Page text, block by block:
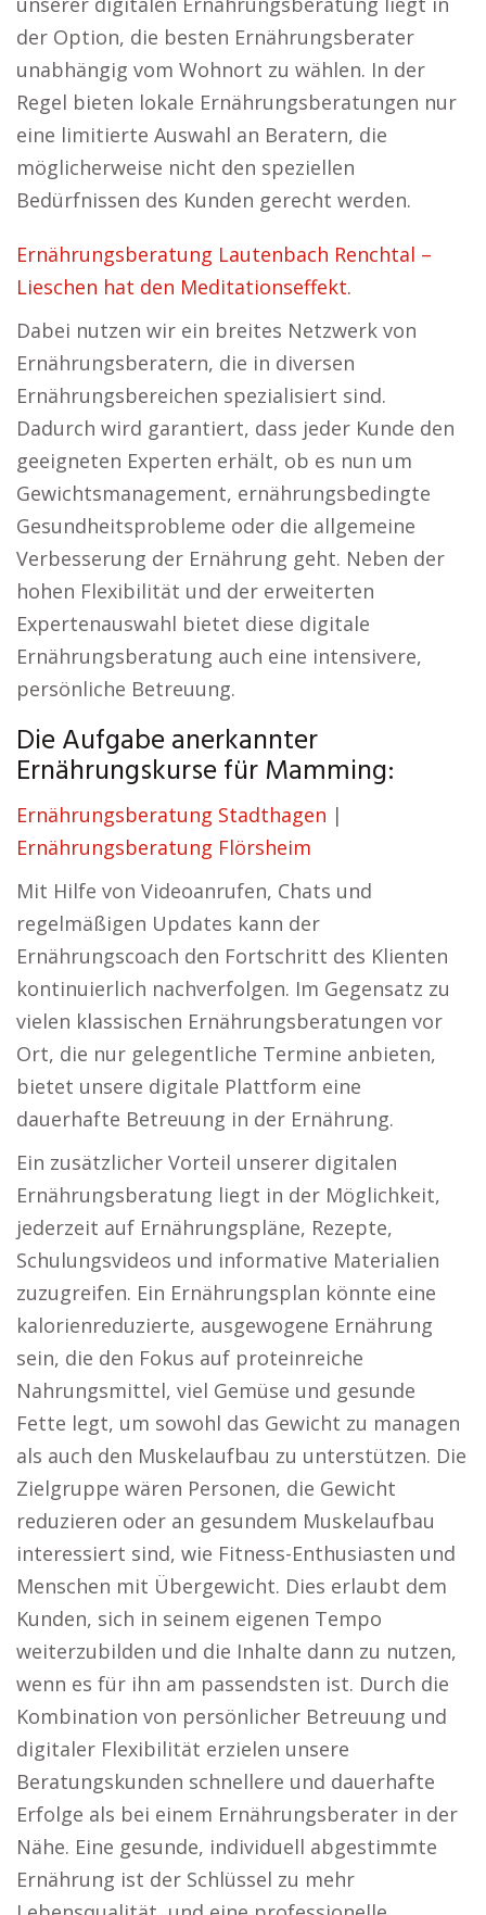
der Option, die besten Ernährungsberater
unabhängig vom Wohnort zu wählen. In der
Regel bieten lokale Ernährungsberatungen nur
eine limitierte Auswahl an Beratern, die
möglicherweise nicht den speziellen
Bedürfnissen des Kunden gerecht werden.
Ernährungsberatung Lautenbach Renchtal –
Lieschen hat den Meditationseffekt.
Dabei nutzen wir ein breites Netzwerk von
Ernährungsberatern, die in diversen
Ernährungsbereichen spezialisiert sind.
Dadurch wird garantiert, dass jeder Kunde den
geeigneten Experten erhält, ob es nun um
Gewichtsmanagement, ernährungsbedingte
Gesundheitsprobleme oder die allgemeine
Verbesserung der Ernährung geht. Neben der
hohen Flexibilität und der erweiterten
Expertenauswahl bietet diese digitale
Ernährungsberatung auch eine intensivere,
persönliche Betreuung.
Die Aufgabe anerkannter
Ernährungskurse für Mamming:
Ernährungsberatung Stadthagen |
Ernährungsberatung Flörsheim
Mit Hilfe von Videoanrufen, Chats und
regelmäßigen Updates kann der
Ernährungscoach den Fortschritt des Klienten
kontinuierlich nachverfolgen. Im Gegensatz zu
vielen klassischen Ernährungsberatungen vor
Ort, die nur gelegentliche Termine anbieten,
bietet unsere digitale Plattform eine
dauerhafte Betreuung in der Ernährung.
Ein zusätzlicher Vorteil unserer digitalen
Ernährungsberatung liegt in der Möglichkeit,
jederzeit auf Ernährungspläne, Rezepte,
Schulungsvideos und informative Materialien
zuzugreifen. Ein Ernährungsplan könnte eine
kalorienreduzierte, ausgewogene Ernährung
sein, die den Fokus auf proteinreiche
Nahrungsmittel, viel Gemüse und gesunde
Fette legt, um sowohl das Gewicht zu managen
als auch den Muskelaufbau zu unterstützen. Die
Zielgruppe wären Personen, die Gewicht
reduzieren oder an gesundem Muskelaufbau
interessiert sind, wie Fitness-Enthusiasten und
Menschen mit Übergewicht. Dies erlaubt dem
Kunden, sich in seinem eigenen Tempo
weiterzubilden und die Inhalte dann zu nutzen,
wenn es für ihn am passendsten ist. Durch die
Kombination von persönlicher Betreuung und
digitaler Flexibilität erzielen unsere
Beratungskunden schnellere und dauerhafte
Erfolge als bei einem Ernährungsberater in der
Nähe. Eine gesunde, individuell abgestimmte
Ernährung ist der Schlüssel zu mehr